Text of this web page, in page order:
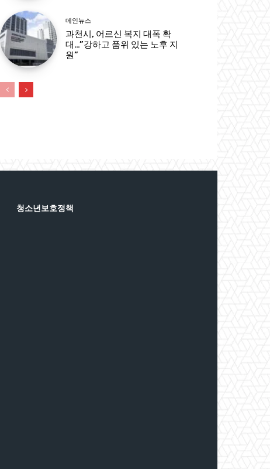
메인뉴스
과천시, 어르신 복지 대폭 확
대…”강하고 품위 있는 노후 지
원”
청소년보호정책